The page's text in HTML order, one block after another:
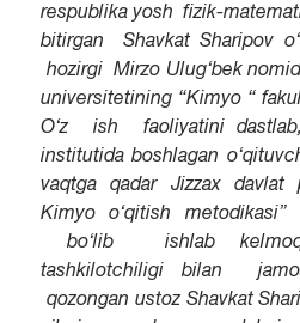
respublika yosh fizik-
bitirgan Shavkat Sharipov
hozirgi Mirzo Ulug‘bek
universitetining “Kimyo “
O‘z ish faoliyatini
institutida boshlagan
vaqtga qadar Jizzax davlat
Kimyo o‘qitish metodikasi”
bo‘lib ishlab
tashkilotchiligi bilan
qozongan ustoz Shavkat